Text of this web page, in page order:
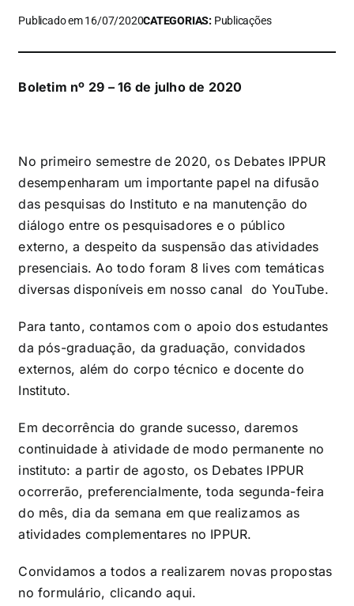
Publicado em 16/07/2020CATEGORIAS: Publicações
Boletim nº 29 – 16 de julho de 2020
No primeiro semestre de 2020, os Debates IPPUR
desempenharam um importante papel na difusão
das pesquisas do Instituto e na manutenção do
diálogo entre os pesquisadores e o público
externo, a despeito da suspensão das atividades
presenciais. Ao todo foram 8 lives com temáticas
diversas disponíveis em nosso canal do YouTube.
Para tanto, contamos com o apoio dos estudantes
da pós-graduação, da graduação, convidados
externos, além do corpo técnico e docente do
Instituto.
Em decorrência do grande sucesso, daremos
continuidade à atividade de modo permanente no
instituto: a partir de agosto, os Debates IPPUR
ocorrerão, preferencialmente, toda segunda-feira
do mês, dia da semana em que realizamos as
atividades complementares no IPPUR.
Convidamos a todos a realizarem novas propostas
no formulário, clicandoaqui.